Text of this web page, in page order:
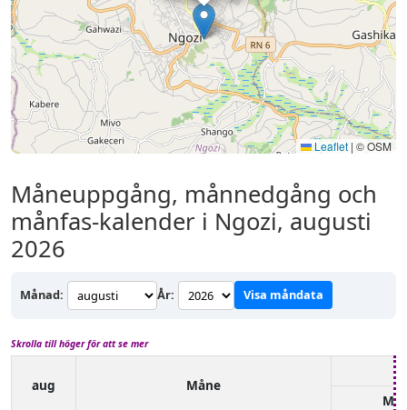
Leaflet | © OSM
Måneuppgång, månnedgång och
månfas-kalender i Ngozi, augusti
2026
Månad: År: Visa måndata
Skrolla till höger för att se mer
aug
Måne